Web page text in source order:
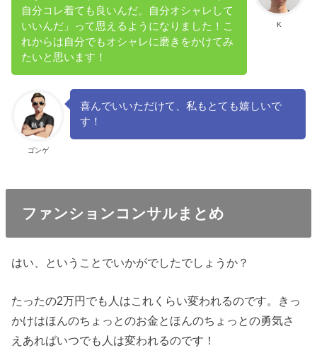
K
自分コレ着ても良いんだ。自分オシャレして
いいんだ」って思えるようになりました！こ
れからは自分でもオシャレに磨きをかけてみ
たいと思います！
ゴンゲ
喜んでいいただけて、私もとても嬉しいで
す！
ファンションコンサルまとめ
はい、ということでいかがでしたでしょうか？
たったの2万円でも人はこれくらい変われるのです。きっ
かけはほんのちょっとのお金とほんのちょっとの勇気さ
えあればいつでも人は変われるのです！